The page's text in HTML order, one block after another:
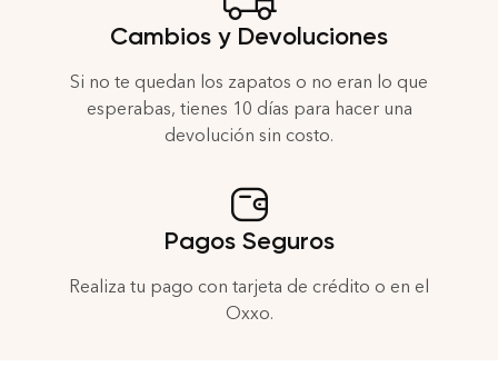
Cambios y Devoluciones
Si no te quedan los zapatos o no eran lo que
esperabas, tienes 10 días para hacer una
devolución sin costo.
Pagos Seguros
Realiza tu pago con tarjeta de crédito o en el
Oxxo.